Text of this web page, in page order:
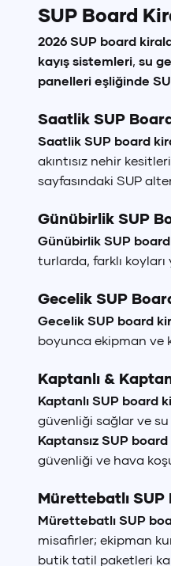
SUP Board
2026 SUP board
kayış sistemleri, su
panelleri eşliğinde
Saatlik SUP
Saatlik SUP board
akıntısız nehir
sayfasındaki SUP
Günübirlik SUP
Günübirlik SUP
turlarda, farklı
Gecelik SUP
Gecelik SUP board
boyunca ekipman ve
Kaptanlı &
Kaptanlı SUP board
güvenliği sağlar ve
Kaptansız SUP
güvenliği ve hava
Mürettebatlı
Mürettebatlı SUP
misafirler; ekipman
butik tatil paketleri